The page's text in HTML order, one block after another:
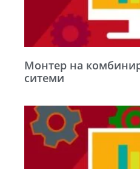
Монтер на
ситеми